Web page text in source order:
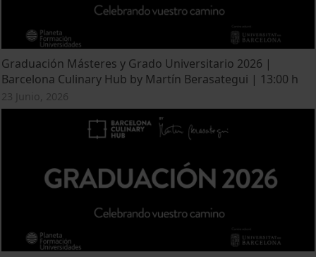
Graduación Másteres y Grado Universitario 2026 |
Barcelona Culinary Hub by Martín Berasategui | 13:00 h
23 Junio, 2026